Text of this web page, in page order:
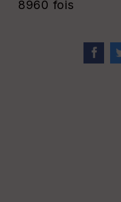
8960 fois